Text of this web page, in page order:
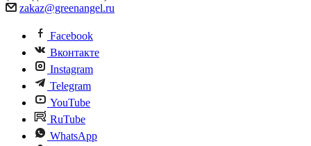
zakaz@greenangel.ru
Facebook
Вконтакте
Instagram
Telegram
YouTube
RuTube
WhatsApp